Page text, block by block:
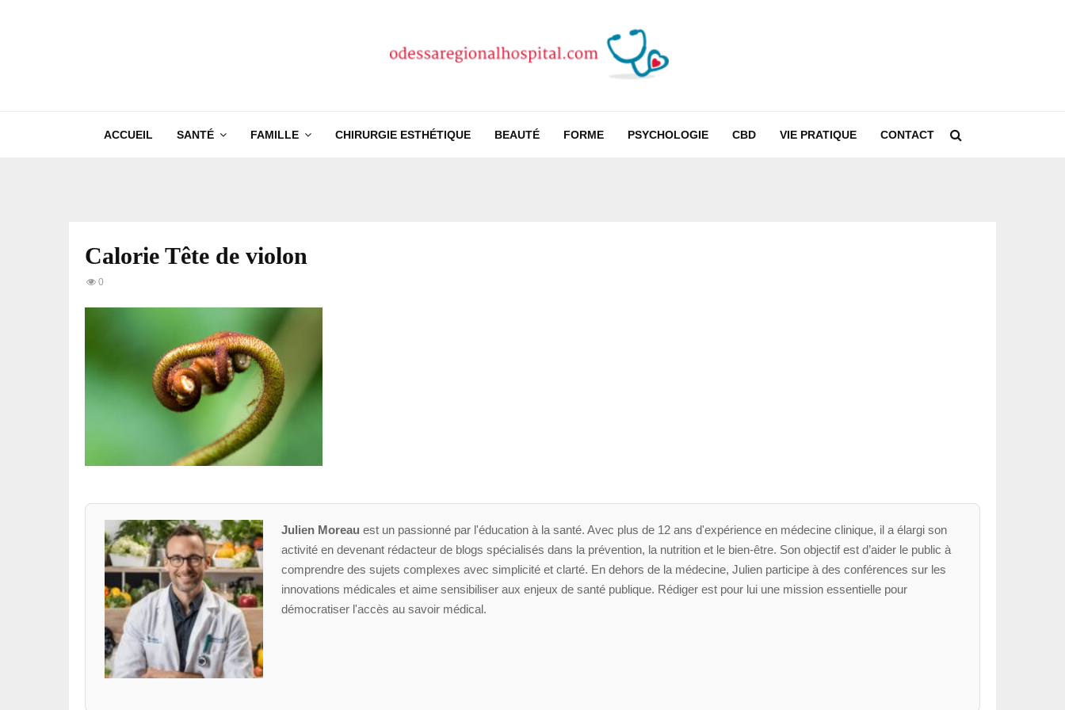
ACCUEIL SANTÉ FAMILLE CHIRURGIE ESTHÉTIQUE BEAUTÉ FORME PSYCHOLOGIE CBD VIE PRATIQUE CONTACT
Calorie Tête de violon
0
Julien Moreau est un passionné par l'éducation à la santé. Avec plus de 12 ans d'expérience en médecine clinique, il a élargi son
activité en devenant rédacteur de blogs spécialisés dans la prévention, la nutrition et le bien-être. Son objectif est d’aider le public à
comprendre des sujets complexes avec simplicité et clarté. En dehors de la médecine, Julien participe à des conférences sur les
innovations médicales et aime sensibiliser aux enjeux de santé publique. Rédiger est pour lui une mission essentielle pour
démocratiser l'accès au savoir médical.